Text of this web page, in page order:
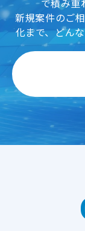
新規案件のご
化まで、どん